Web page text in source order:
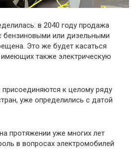
в 2040 году продажа
бензиновыми или дизельными
Это же будет касаться
также электрическую
к целому ряду
уже определились с датой
протяжении уже многих лет
в вопросах электромобилей